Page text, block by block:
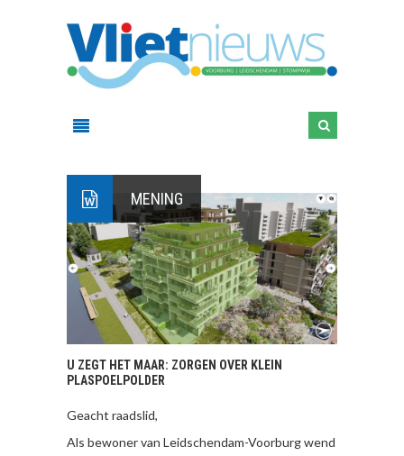
MENING
U ZEGT HET MAAR: ZORGEN OVER KLEIN
PLASPOELPOLDER
Geacht raadslid,
Als bewoner van Leidschendam-Voorburg wend